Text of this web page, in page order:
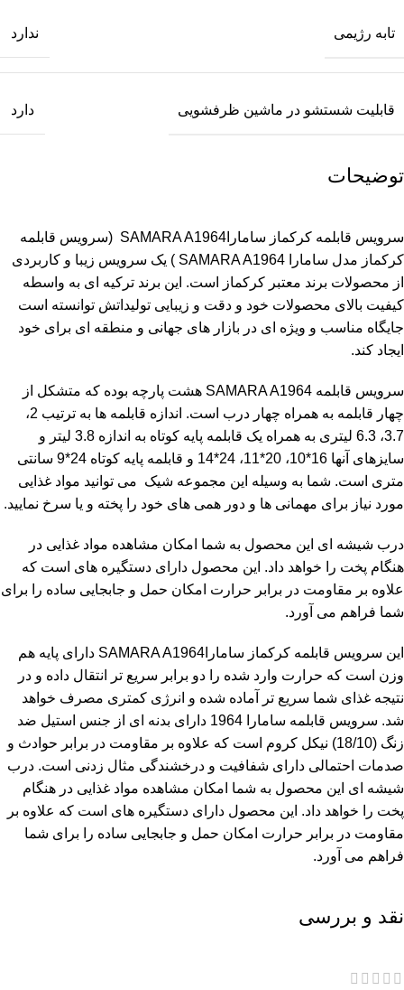
توضیحات
سرویس قابلمه
کرکماز ساماراSAMARA A1964 (سرویس قابلمه
کرکماز مدل سامارا SAMARA A1964 ) یک سرویس زیبا و کاربردی
از محصولات برند معتبر کرکماز است. این برند ترکیه ای به واسطه
کیفیت بالای محصولات خود و دقت و زیبایی تولیداتش توانسته است
جایگاه مناسب و ویژه ای در بازار های جهانی و منطقه ای برای خود
ایجاد کند.
سرویس قابلمه SAMARA A1964 هشت پارچه بوده که متشکل از
چهار قابلمه به همراه چهار درب است. اندازه قابلمه ها به ترتیب 2،
3.7، 6.3 لیتری به همراه یک قابلمه پایه کوتاه به اندازه 3.8 لیتر و
سایزهای آنها 16*10، 20*11، 24*14 و قابلمه پایه کوتاه 24*9 سانتی
متری است. شما به وسیله این مجموعه شیک می توانید مواد غذایی
مورد نیاز برای مهمانی ها و دور همی های خود را پخته و یا سرخ نمایید.
درب شیشه ای این محصول به شما امکان مشاهده مواد غذایی در
هنگام پخت را خواهد داد. این محصول دارای دستگیره های است که
علاوه بر مقاومت در برابر حرارت امکان حمل و جابجایی ساده را برای
شما فراهم می آورد.
این سرویس قابلمه
کرکماز ساماراSAMARA A1964 دارای پایه هم
وزن است که حرارت وارد شده را دو برابر سریع تر انتقال داده و در
نتیجه غذای شما سریع تر آماده شده و انرژی کمتری مصرف خواهد
شد. سرویس قابلمه
سامارا 1964 دارای بدنه ای از جنس استیل ضد
زنگ (18/10) نیکل کروم است که علاوه بر مقاومت در برابر حوادث و
صدمات احتمالی دارای شفافیت و درخشندگی مثال زدنی است. درب
شیشه ای این محصول به شما امکان مشاهده مواد غذایی در هنگام
پخت را خواهد داد. این محصول دارای دستگیره های است که علاوه بر
مقاومت در برابر حرارت امکان حمل و جابجایی ساده را برای شما
فراهم می آورد.
تابه رژیمی ندارد
قابلیت شستشو در ماشین ظرفشویی دارد
نقد و بررسی